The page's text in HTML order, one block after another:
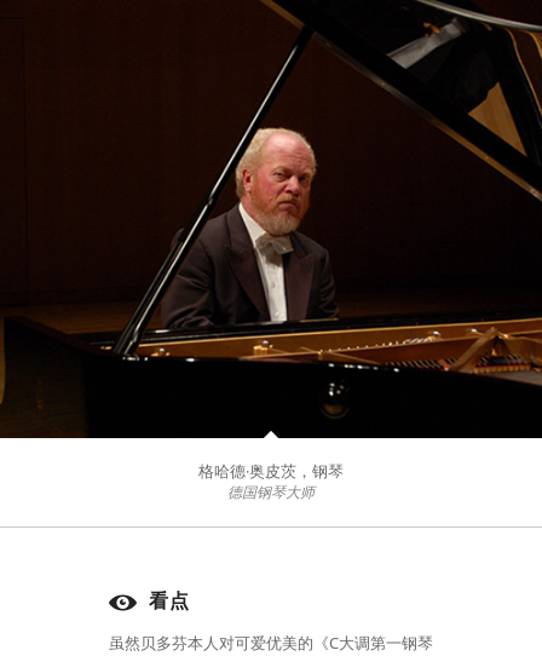
格哈德·奥皮茨，钢琴
德国钢琴大师
看点
虽然贝多芬本人对可爱优美的《C大调第一钢琴